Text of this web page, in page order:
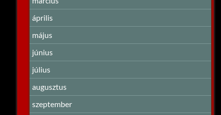
április
május
június
július
augusztus
szeptember